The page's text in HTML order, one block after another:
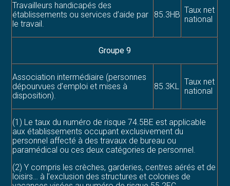
Travailleurs handicapés des
établissements ou services d’aide par
le travail.
85.3HB Taux net
national
Groupe 9
Association intermédiaire (personnes
dépourvues d’emploi et mises à
disposition).
85.3KL Taux net
national
(1) Le taux du numéro de risque 74.5BE est applicable
aux établissements occupant exclusivement du
personnel affecté à des travaux de bureau ou
paramédical ou ces deux catégories de personnel.
(2) Y compris les crèches, garderies, centres aérés et de
loisirs… à l’exclusion des structures et colonies de